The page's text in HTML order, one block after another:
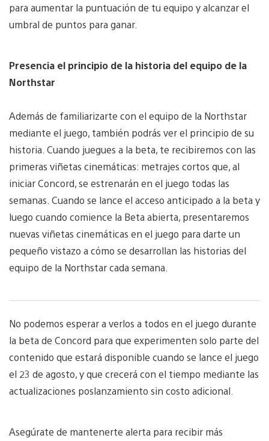
para aumentar la puntuación de tu equipo y alcanzar el
umbral de puntos para ganar.
Presencia el principio de la historia del equipo de la
Northstar
Además de familiarizarte con el equipo de la Northstar
mediante el juego, también podrás ver el principio de su
historia. Cuando juegues a la beta, te recibiremos con las
primeras viñetas cinemáticas: metrajes cortos que, al
iniciar Concord, se estrenarán en el juego todas las
semanas. Cuando se lance el acceso anticipado a la beta y
luego cuando comience la Beta abierta, presentaremos
nuevas viñetas cinemáticas en el juego para darte un
pequeño vistazo a cómo se desarrollan las historias del
equipo de la Northstar cada semana.
No podemos esperar a verlos a todos en el juego durante
la beta de Concord para que experimenten solo parte del
contenido que estará disponible cuando se lance el juego
el 23 de agosto, y que crecerá con el tiempo mediante las
actualizaciones poslanzamiento sin costo adicional.
Asegúrate de mantenerte alerta para recibir más